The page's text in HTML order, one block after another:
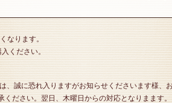
なります。
ください。
誠に恐れ入りますがお知らせくださいます様、
ださい。翌日、木曜日からの対応となりまます。